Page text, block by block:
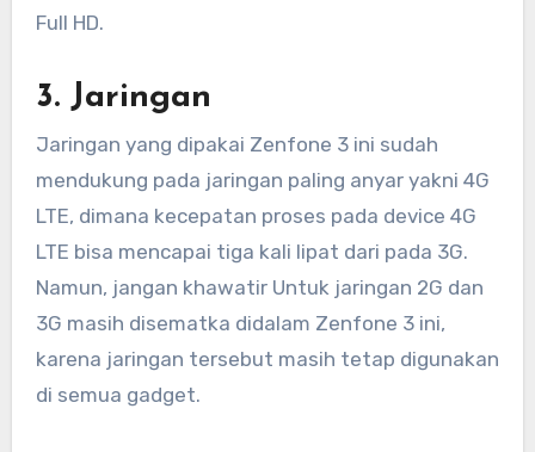
Full HD.
3. Jaringan
Jaringan yang dipakai Zenfone 3 ini sudah
mendukung pada jaringan paling anyar yakni 4G
LTE, dimana kecepatan proses pada device 4G
LTE bisa mencapai tiga kali lipat dari pada 3G.
Namun, jangan khawatir Untuk jaringan 2G dan
3G masih disematka didalam Zenfone 3 ini,
karena jaringan tersebut masih tetap digunakan
di semua gadget.